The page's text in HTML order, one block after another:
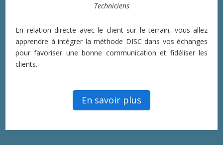
Techniciens
En relation directe avec le client sur le terrain, vous allez
apprendre à intégrer la méthode DISC dans vos échanges
pour favoriser une bonne communication et fidéliser les
clients.
En savoir plus